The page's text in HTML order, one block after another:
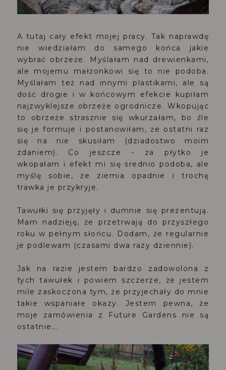
A tutaj cały efekt mojej pracy. Tak naprawdę
nie wiedziałam do samego końca jakie
wybrać obrzeże. Myślałam nad drewienkami,
ale mojemu małżonkowi się to nie podoba.
Myślałam też nad innymi plastikami, ale są
dość drogie i w końcowym efekcie kupiłam
najzwyklejsze obrzeże ogrodnicze. Wkopując
to obrzeże strasznie się wkurzałam, bo źle
się je formuje i postanowiłam, że ostatni raz
się na nie skusiłam (dziadostwo moim
zdaniem). Co jeszcze - za płytko je
wkopałam i efekt mi się średnio podoba, ale
myślę sobie, że ziemia opadnie i trochę
trawka je przykryje.
Tawułki się przyjęły i dumnie się prezentują.
Mam nadzieję, że przetrwają do przyszłego
roku w pełnym słońcu. Dodam, że regularnie
je podlewam (czasami dwa razy dziennie).
Jak na razie jestem bardzo zadowolona z
tych tawułek i powiem szczerze, że jestem
mile zaskoczona tym, że przyjechały do mnie
takie wspaniałe okazy. Jestem pewna, że
moje zamówienia z Future Gardens nie są
ostatnie...